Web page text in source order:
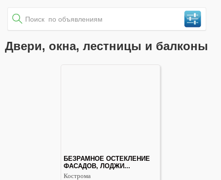
Двери, окна, лестницы и балконы
БЕЗРАМНОЕ ОСТЕКЛЕНИЕ
ФАСАДОВ, ЛОДЖИ...
Кострома